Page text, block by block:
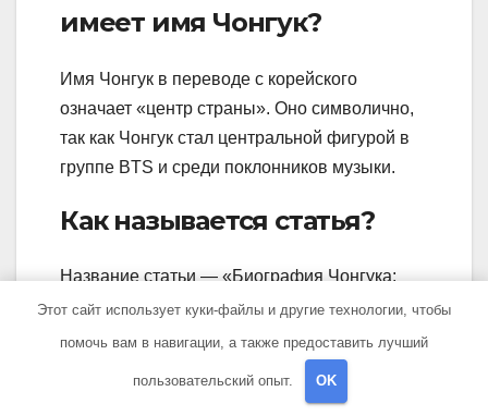
имеет имя Чонгук?
Имя Чонгук в переводе с корейского
означает «центр страны». Оно символично,
так как Чонгук стал центральной фигурой в
группе BTS и среди поклонников музыки.
Как называется статья?
Название статьи — «Биография Чонгука:
детство, карьера, успехи».
Этот сайт использует куки-файлы и другие технологии, чтобы
помочь вам в навигации, а также предоставить лучший
пользовательский опыт. OK